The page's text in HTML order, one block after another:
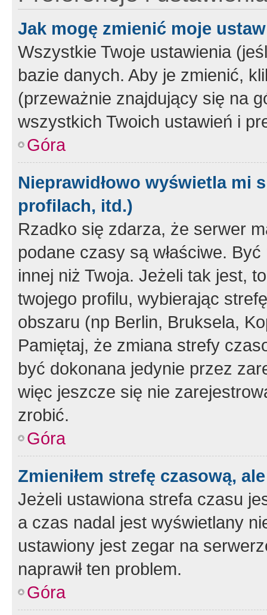
Jak mogę zmienić moje
Wszystkie Twoje ustawienia
bazie danych. Aby je zmienić,
(przeważnie znajdujący się na
wszystkich Twoich ustawień i
Góra
Nieprawidłowo wyświetla mi
profilach, itd.)
Rzadko się zdarza, że serwer
podane czasy są właściwe.
innej niż Twoja. Jeżeli tak jest,
twojego profilu, wybierając
obszaru (np Berlin, Bruksela,
Pamiętaj, że zmiana strefy
być dokonana jedynie przez
więc jeszcze się nie
zrobić.
Góra
Zmieniłem strefę czasową,
Jeżeli ustawiona strefa czasu
a czas nadal jest wyświetlany
ustawiony jest zegar na
naprawił ten problem.
Góra